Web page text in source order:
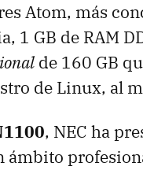
Atom, más
1 GB de RAM
de 160 GB
de Linux, al
, NEC ha
ámbito